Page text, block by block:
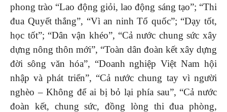
phong trào “Lao động giỏi, lao động sáng tạo”; “Thi
đua Quyết thắng”, “Vì an ninh Tổ quốc”; “Dạy tốt,
học tốt”; “Dân vận khéo”, “Cả nước chung sức xây
dựng nông thôn mới”, “Toàn dân đoàn kết xây dựng
đời sông văn hóa”, “Doanh nghiệp Việt Nam hội
nhập và phát triển”, “Cả nước chung tay vì người
nghèo – Không để ai bị bỏ lại phía sau”, “Cả nước
đoàn kết, chung sức, đồng lòng thi đua phòng,